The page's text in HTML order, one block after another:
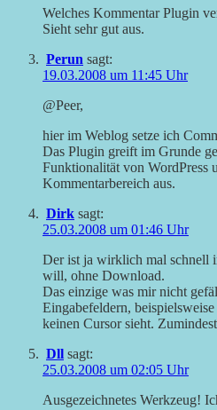
Welches Kommentar Plugin
Sieht sehr gut aus.
Perun sagt:
19.03.2008 um 11:45 Uhr
@Peer,
hier im Weblog setze ich
Das Plugin greift im Grunde
Funktionalität von WordPress
Kommentarbereich aus.
Dirk sagt:
25.03.2008 um 01:46 Uhr
Der ist ja wirklich mal schnell
will, ohne Download.
Das einzige was mir nicht
Eingabefeldern,
keinen Cursor sieht.
Dll sagt:
25.03.2008 um 02:05 Uhr
Ausgezeichnetes Werkzeug!